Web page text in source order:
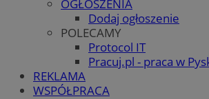
OGŁOSZENIA
Dodaj ogłoszenie
POLECAMY
Protocol IT
Pracuj.pl - praca w
REKLAMA
WSPÓŁPRACA